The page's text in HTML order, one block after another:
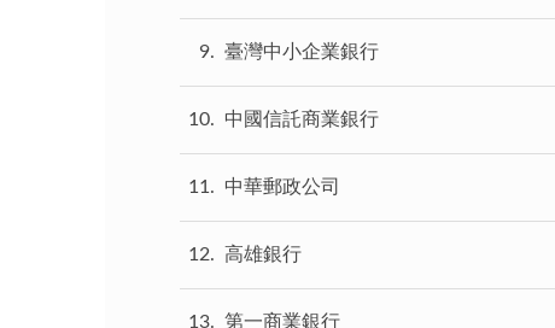
9 臺灣中小企業銀行
10 中國信託商業銀行
11 中華郵政公司
12 高雄銀行
13 第一商業銀行